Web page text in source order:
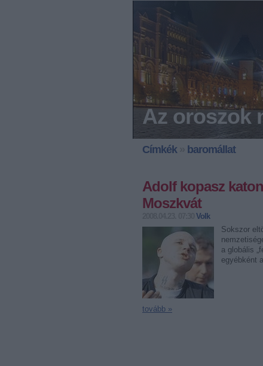
Az oroszok
Címkék» baromállat
Adolf kopasz
Moszkvát
Volk
Sokszor
a globális
egyébként
tovább »